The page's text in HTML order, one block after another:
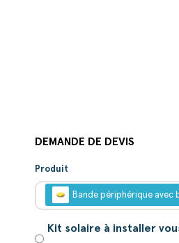
DEMANDE DE DEVIS
Produit
Bande périphérique avec
Kit solaire à installer